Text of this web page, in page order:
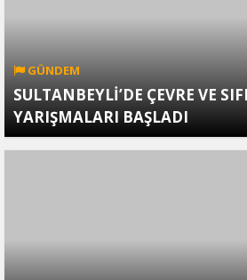
GÜNDEM
SULTANBEYLİ’DE ÇEVRE VE
YARIŞMALARI BAŞLADI